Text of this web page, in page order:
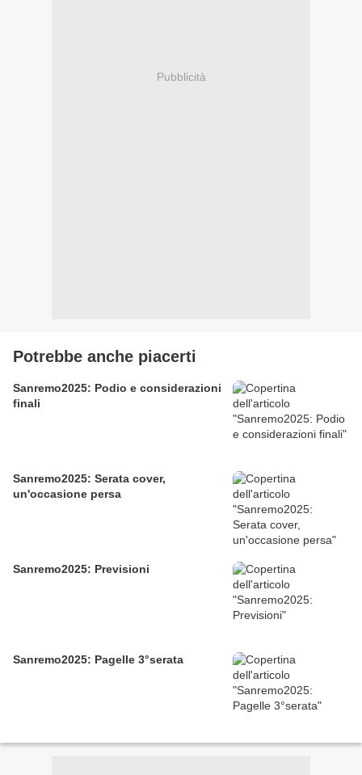
Pubblicità
Potrebbe anche piacerti
Sanremo2025: Podio e considerazioni
finali
Sanremo2025: Serata cover,
un'occasione persa
Sanremo2025: Previsioni
Sanremo2025: Pagelle 3°serata